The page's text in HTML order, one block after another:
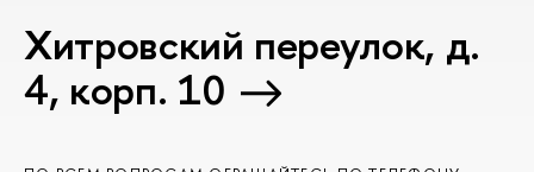
Хитровский переулок, д.
4, корп. 10